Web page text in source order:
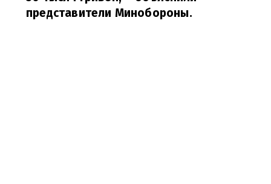
представители Минобороны.